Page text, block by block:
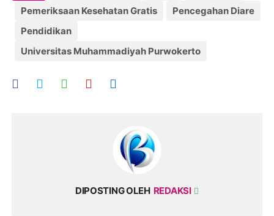
Pemeriksaan Kesehatan Gratis
Pencegahan Diare
Pendidikan
Universitas Muhammadiyah Purwokerto
DIPOSTING OLEH REDAKSI